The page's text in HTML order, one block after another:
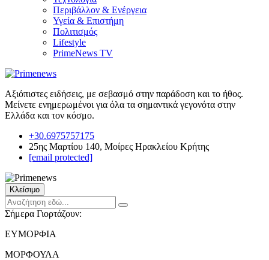
Περιβάλλον & Ενέργεια
Υγεία & Επιστήμη
Πολιτισμός
Lifestyle
PrimeNews TV
Αξιόπιστες ειδήσεις, με σεβασμό στην παράδοση και το ήθος.
Μείνετε ενημερωμένοι για όλα τα σημαντικά γεγονότα στην
Ελλάδα και τον κόσμο.
+30.6975757175
25ης Μαρτίου 140, Μοίρες Ηρακλείου Κρήτης
[email protected]
Κλείσιμο
Σήμερα Γιορτάζουν:
ΕΥΜΟΡΦΙΑ
ΜΟΡΦΟΥΛΑ